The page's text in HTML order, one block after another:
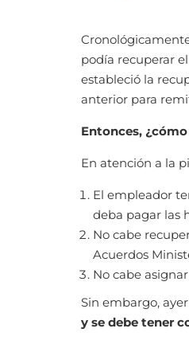
podía recuperar
estableció la
anterior para
Entonces,
En atención a la
El empleador
deba pagar las
No cabe
Acuerdos
No cabe
Sin embargo,
y se debe tener